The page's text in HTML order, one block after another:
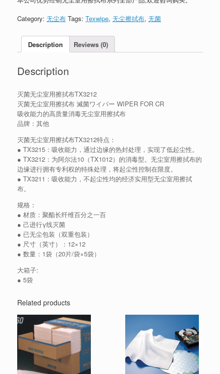
Category: 无尘布 Tags: Texwipe, 无尘擦拭布, 无菌
Description Reviews (0)
Description
灭菌无尘室用擦拭布TX3212
灭菌无尘室用擦拭布 滅菌ワイパー WIPER FOR CR
吸收能力的高质量消毒无尘室用擦拭布
品牌：其他
灭菌无尘室用擦拭布TX3212特点：
● TX3215：吸收能力，通过边缘的热封处理，实现了低起尘性。
● TX3212：为阿尔法10（TX1012）的消毒型。无尘室用擦拭布的
边缘进行拥有专利权的特殊处理，将起尘性控制在限度。
● TX3211：吸收能力，不起尘性均的经济实用型无尘室用擦拭
布。
规格：
● 材质：聚酯长纤维百分之一百
● 己进行γ线灭菌
● 已无尘包装（双重包装）
● 尺寸（英寸）：12×12
● 数量：1袋（20片/袋×5袋）
大箱子:
● 5袋
Related products